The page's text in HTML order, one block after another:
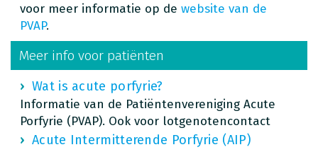
voor meer informatie op de website van de
PVAP.
Meer info voor patiënten
Wat is acute porfyrie?
Informatie van de Patiëntenvereniging Acute
Porfyrie (PVAP). Ook voor lotgenotencontact
Acute Intermitterende Porfyrie (AIP)